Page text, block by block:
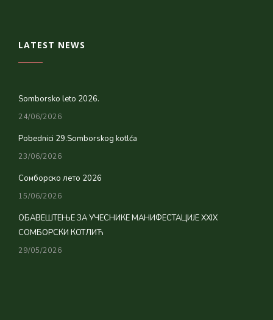
LATEST NEWS
Somborsko leto 2026.
24/06/2026
Pobednici 29.Somborskog kotlća
23/06/2026
Сомборско лето 2026
15/06/2026
ОБАВЕШТЕЊЕ ЗА УЧЕСНИКЕ МАНИФЕСТАЦИЈЕ XXIX
СОМБОРСКИ КОТЛИЋ
29/05/2026